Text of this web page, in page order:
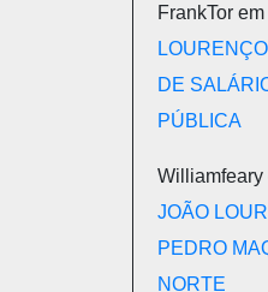
FrankTorem
DE
PÚBLICA
Williamfeary
JOÃO
PEDRO
NORTE